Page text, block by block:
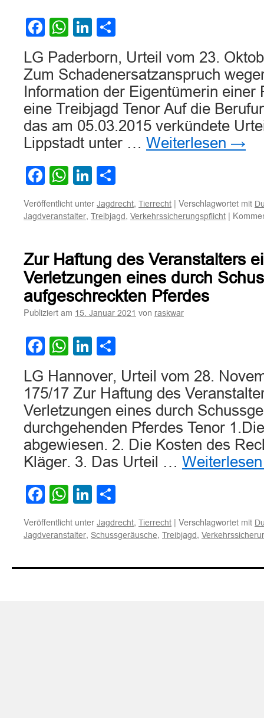
Facebook
WhatsApp
LinkedIn
LG Paderborn, Urteil vom 23.
Zum Schadenersatzanspruch
Information der Eigentümerin einer
eine Treibjagd Tenor Auf die
das am 05.03.2015 verkündete
Lippstadt unter … Weiterlesen →
Facebook
WhatsApp
LinkedIn
Veröffentlicht unter Jagdrecht, Tierrecht | Verschlagwortet mit
Jagdveranstalter, Treibjagd, Verkehrssicherungspflicht |
Zur Haftung des Veranstalters
Verletzungen eines durch
aufgeschreckten Pferdes
Publiziert am 15. Januar 2021 von raskwar
Facebook
WhatsApp
LinkedIn
LG Hannover, Urteil vom 28.
175/17 Zur Haftung des
Verletzungen eines durch
durchgehenden Pferdes Tenor
abgewiesen. 2. Die Kosten des
Kläger. 3. Das Urteil …
Facebook
WhatsApp
LinkedIn
Veröffentlicht unter Jagdrecht, Tierrecht | Verschlagwortet mit
Jagdveranstalter, Schussgeräusche, Treibjagd,